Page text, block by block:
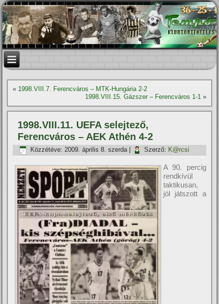
« 1998.VIII.7. Ferencváros – MTK-Hungária 2-2
1998.VIII.15. Gázszer – Ferencváros 1-1»
1998.VIII.11. UEFA selejtező,
Ferencváros – AEK Athén 4-2
Közzétéve: 2009. április 8. szerda| Szerző: K@rcsi
A 90. percig
rendkí­vül
taktikusan,
jól játszott a